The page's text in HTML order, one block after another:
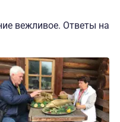
вежливое. Ответы на